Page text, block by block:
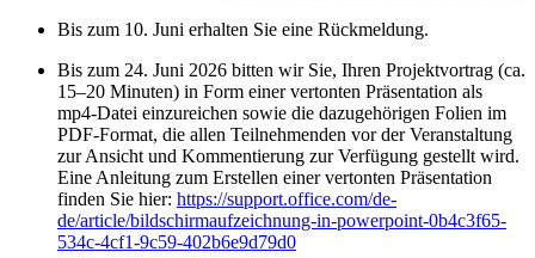
Bis zum 10. Juni erhalten Sie eine Rückmeldung.
Bis zum 24. Juni 2026 bitten wir Sie, Ihren Projektvortrag (ca.
15–20 Minuten) in Form einer vertonten Präsentation als
mp4-Datei einzureichen sowie die dazugehörigen Folien im
PDF-Format, die allen Teilnehmenden vor der Veranstaltung
zur Ansicht und Kommentierung zur Verfügung gestellt wird.
Eine Anleitung zum Erstellen einer vertonten Präsentation
finden Sie hier: https://support.office.com/de-
de/article/bildschirmaufzeichnung-in-powerpoint-0b4c3f65-
534c-4cf1-9c59-402b6e9d79d0